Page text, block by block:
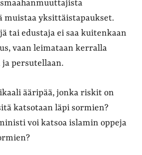
muistaa yksittäistapaukset.
tai edustaja ei saa kuitenkaan
vaan leimataan kerralla
persutellaan.
ääripää, jonka riskit on
katsotaan läpi sormien?
voi katsoa islamin oppeja